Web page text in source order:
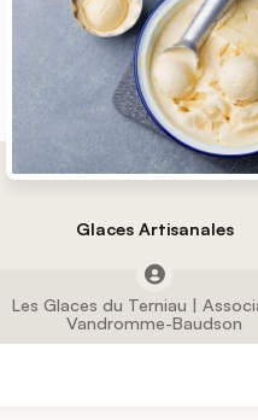
Glaces Artisanales
Les Glaces du Terniau |
Vandromme-Baudson